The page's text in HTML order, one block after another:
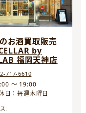
お酒買取販売
by
福岡天神店
717-6610
～ 19:00
日：毎週木曜日
: